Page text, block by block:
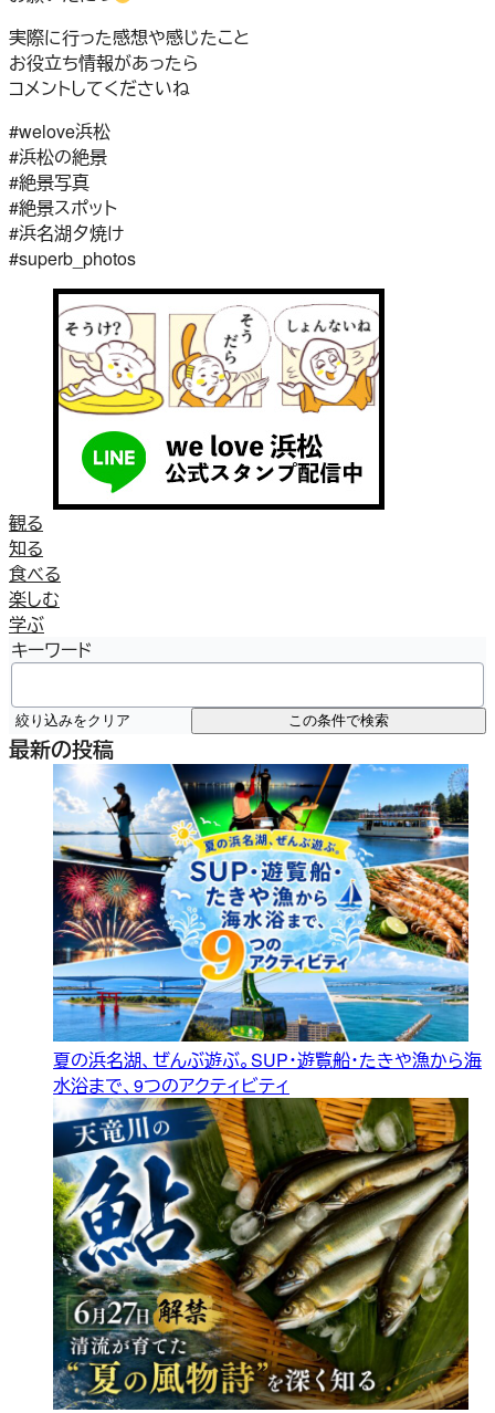
実際に行った感想や感じたこと
お役立ち情報があったら
コメントしてくださいね
#welove浜松
#浜松の絶景
#絶景写真
#絶景スポット
#浜名湖夕焼け
#superb_photos
観る
知る
食べる
楽しむ
学ぶ
キーワード
絞り込みをクリア この条件で検索
最新の投稿
夏の浜名湖、ぜんぶ遊ぶ。SUP・遊覧船・たきや漁から海
水浴まで、9つのアクティビティ